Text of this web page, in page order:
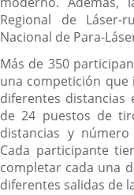
Regional de
Nacional de Para-
Más de 350
una competición
diferentes
de 24 puestos de
distancias y
Cada participante
completar cada una
diferentes salidas de